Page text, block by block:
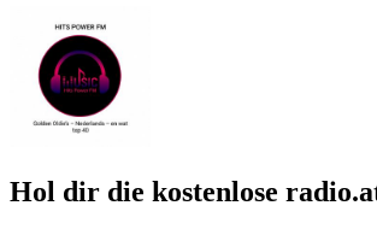
Hol dir die kostenlose